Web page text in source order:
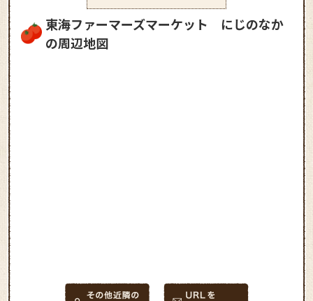
東海ファーマーズマーケット にじのなか
の周辺地図